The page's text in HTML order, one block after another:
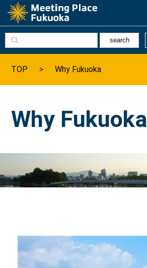
search
Why Fukuoka
数字で見る福岡
TOP Why Fukuoka
Why Fukuoka